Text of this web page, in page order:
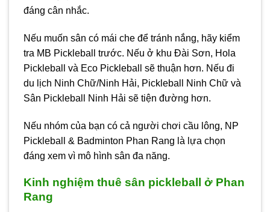
đáng cân nhắc.
Nếu muốn sân có mái che để tránh nắng, hãy kiểm
tra MB Pickleball trước. Nếu ở khu Đài Sơn, Hola
Pickleball và Eco Pickleball sẽ thuận hơn. Nếu đi
du lịch Ninh Chữ/Ninh Hải, Pickleball Ninh Chữ và
Sân Pickleball Ninh Hải sẽ tiện đường hơn.
Nếu nhóm của bạn có cả người chơi cầu lông, NP
Pickleball & Badminton Phan Rang là lựa chọn
đáng xem vì mô hình sân đa năng.
Kinh nghiệm thuê sân pickleball ở Phan
Rang